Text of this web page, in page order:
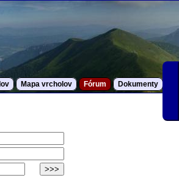
Mapa vrcholov Fórum Dokumenty